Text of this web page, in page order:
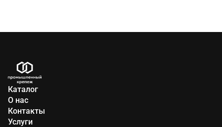
Каталог
О нас
Контакты
Услуги